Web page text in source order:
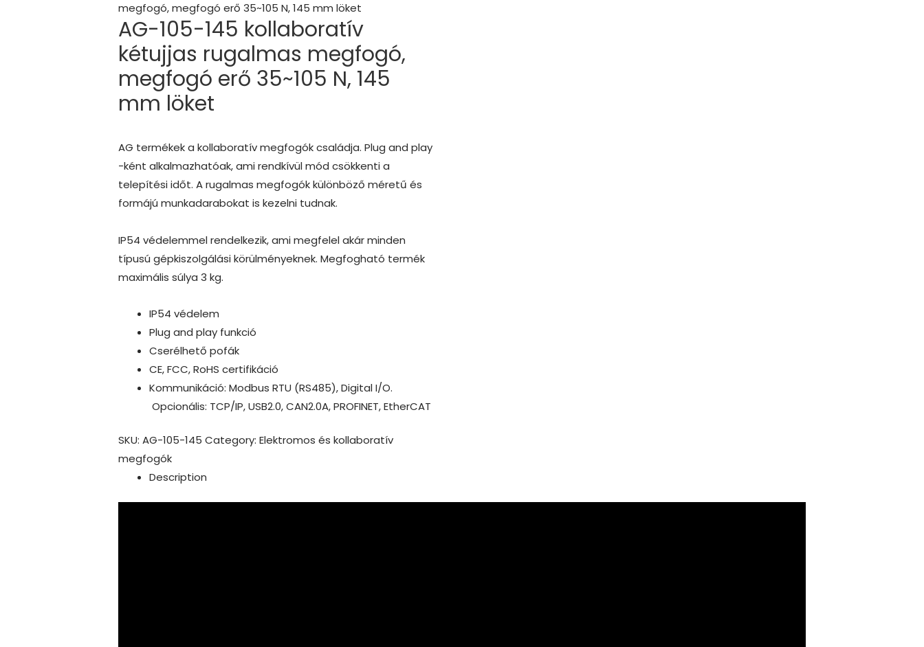
megfogó, megfogó erő 35~105 N, 145 mm löket
AG-105-145 kollaboratív
kétujjas rugalmas megfogó,
megfogó erő 35~105 N, 145
mm löket
AG termékek a kollaboratív megfogók családja. Plug and play
-ként alkalmazhatóak, ami rendkívül mód csökkenti a
telepítési időt. A rugalmas megfogók különböző méretű és
formájú munkadarabokat is kezelni tudnak.
IP54 védelemmel rendelkezik, ami megfelel akár minden
típusú gépkiszolgálási körülményeknek. Megfogható termék
maximális súlya 3 kg.
IP54 védelem
Plug and play funkció
Cserélhető pofák
CE, FCC, RoHS certifikáció
Kommunikáció: Modbus RTU (RS485), Digital I/O.
Opcionális: TCP/IP, USB2.0, CAN2.0A, PROFINET, EtherCAT
SKU:AG-105-145 Category:Elektromos és kollaboratív
megfogók
Description